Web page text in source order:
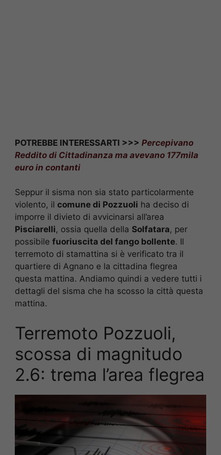
POTREBBE INTERESSARTI >>> Percepivano
Reddito di Cittadinanza ma avevano 177mila
euro in contanti
Seppur il sisma non sia stato particolarmente
violento, il comune di Pozzuoli ha deciso di
imporre il divieto di avvicinarsi all’area
Pisciarelli, ossia quella della Solfatara, per
possibile fuoriuscita del fango bollente. Il
terremoto di stamattina si è verificato tra il
quartiere di Agnano e la cittadina flegrea
questa mattina. Andiamo quindi a vedere tutti i
dettagli del sisma che ha scosso la città questa
mattina.
Terremoto Pozzuoli,
scossa di magnitudo
2.6: trema l’area flegrea